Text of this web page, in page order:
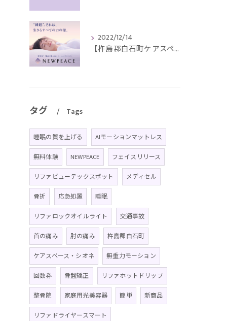
2022/12/14
【杵島郡白石町ケアスペース・シオネAIモーションマットレス】１０台限定大特価セール実施中！プレゼントキャンペーンもあり
タグ Tags
睡眠の質を上げる
AIモーションマットレス
無料体験
NEWPEACE
フェイスリリース
リファビューテックスポット
メディセル
骨折
応急処置
睡眠
リファロックオイルライト
交通事故
首の痛み
肘の痛み
杵島郡白石町
ケアスペース・シオネ
無重力モーション
回数券
骨盤矯正
リファホットドリップ
整骨院
家庭用光美容器 簡単
新商品
リファドライヤースマート